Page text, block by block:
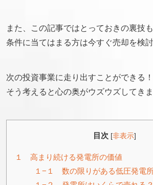
また、この記事ではとっておきの裏技
条件に当てはまる方は今すぐ売却を検
次の投資事業に走り出すことができる！
そう考えると心の奥がウズウズしてき
目次 [非表示]
１ 高まり続ける発電所の価値
１−１ 数の限りがある低圧発電